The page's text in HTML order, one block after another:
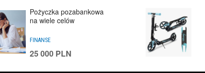
Pożyczka pozabankowa
na wiele celów
FINANSE
25 000 PLN